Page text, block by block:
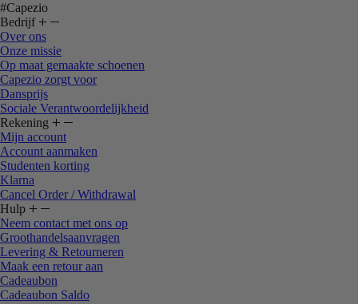
#Capezio
Bedrijf
Over ons
Onze missie
Op maat gemaakte schoenen
Capezio zorgt voor
Dansprijs
Sociale Verantwoordelijkheid
Rekening
Mijn account
Account aanmaken
Studenten korting
Klarna
Cancel Order / Withdrawal
Hulp
Neem contact met ons op
Groothandelsaanvragen
Levering & Retourneren
Maak een retour aan
Cadeaubon
Cadeaubon Saldo